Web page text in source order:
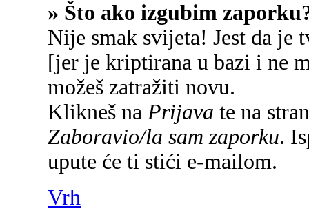
» Što ako izgubim
Nije smak svijeta! Jest da je
[jer je kriptirana u bazi i ne
možeš zatražiti novu.
Klikneš na Prijava te na
Zaboravio/la sam zaporku.
upute će ti stići e-mailom.
Vrh